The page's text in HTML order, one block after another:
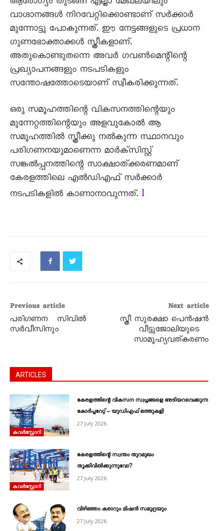
വാഗ്ദാനങ്ങൾ നിറവേറ്റിക്കൊണ്ടാണ് സർക്കാർ
മുന്നോട്ടു പോകുന്നത്. ഈ നേട്ടങ്ങളുടെ പ്രധാന
ഗുണഭോക്താക്കൾ സ്ത്രീകളാണ്‌.
അതുകൊണ്ടുതന്നെ അവർ ഗവൺമെന്റിന്റെ
പ്രഖ്യാപനങ്ങളും നടപടികളും
സന്തോഷത്തോടെയാണ് സ്വീകരിക്കുന്നത്.
ഒരു സമൂഹത്തിന്റെ വികസനത്തിന്റെയും
മുന്നേറ്റത്തിന്റെയും അളവുകോൽ ആ
സമൂഹത്തിൽ സ്ത്രീക്കു നൽകുന്ന സ്ഥാനവും
പരിഗണനയുമാണെന്ന മാർക്സിസ്റ്റ്
സങ്കൽപ്പനത്തിന്റെ സാക്ഷാത്ക്കരണമാണ്
കേരളത്തിലെ എൽഡിഎഫ് സർക്കാർ
നടപടികളിൽ കാണാനാവുന്നത്. l
Previous article
പരിഗണന സിവില്‍
സര്‍വീസിനും
Next article
സ്ത്രീ സുരക്ഷാ പെൻഷൻ
വീട്ടുജോലിയുടെ
സാമൂഹ്യവത്കരണം
ARTICLES
കവര്‍സ്റ്റോറി
കേരളത്തിന്റെ വികസന സ്വപ്നങ്ങളെ അടിയറവെക്കുന്ന
കോർപ്പറേറ്റ് – യുഡിഎഫ് ഒത്തുകളി
27 July 2026
കവര്‍സ്റ്റോറി
കേരളത്തിന്റെ സ്വന്തം തുറമുഖം
തൂക്കിവിൽക്കുന്നുവോ?
27 July 2026
വിഴിഞ്ഞം കരാറും മിഷൻ സമുദ്രയും
27 July 2026